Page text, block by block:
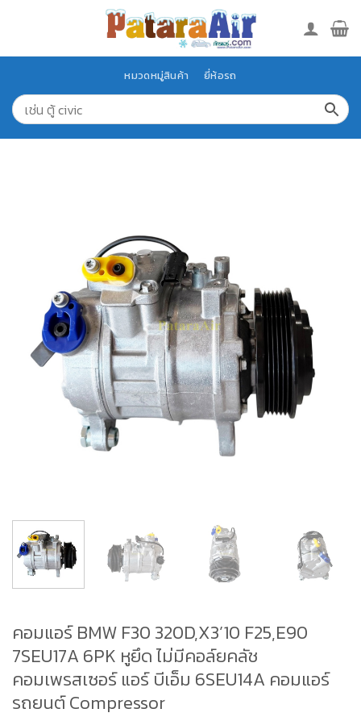
หมวดหมู่สินค้า ยี่ห้อรถ
คอมแอร์ BMW F30 320D,X3’10 F25,E90
7SEU17A 6PK หูยึด ไม่มีคอล์ยคลัช
คอมเพรสเซอร์ แอร์ บีเอ็ม 6SEU14A คอมแอร์
รถยนต์ Compressor